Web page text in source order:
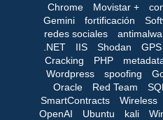
Chrome
Movistar +
Gemini
fortificación
redes sociales
.NET
IIS Shodan GPS
Cracking
PHP
Wordpress
spoofing
Oracle
Red Team
SmartContracts
Wireless
OpenAI
Ubuntu kali